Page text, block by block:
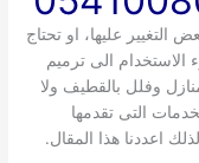
التغيير عليها، او تحتاج
الى ترميم
وفلل بالقطيف ولا
التى تقدمها
اعددنا هذا المقال.